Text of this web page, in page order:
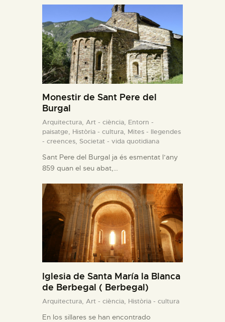
Monestir de Sant Pere del
Burgal
Arquitectura, Art - ciència, Entorn -
paisatge, Història - cultura, Mites - llegendes
- creences, Societat - vida quotidiana
Sant Pere del Burgal ja és esmentat l’any
859 quan el seu abat,…
Iglesia de Santa María la Blanca
de Berbegal ( Berbegal)
Arquitectura, Art - ciència, Història - cultura
En los sillares se han encontrado